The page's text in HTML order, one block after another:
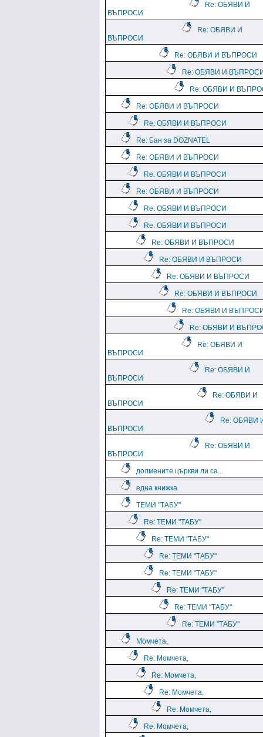
Re: ОБЯВИ И
ВЪПРОСИ
Re: ОБЯВИ И
ВЪПРОСИ
Re: ОБЯВИ И ВЪПРОСИ
Re: ОБЯВИ И
Re: ОБЯВИ И
Re: ОБЯВИ И ВЪПРОСИ
Re: ОБЯВИ И ВЪПРОСИ
Re: Бан за DOZNATEL
Re: ОБЯВИ И ВЪПРОСИ
Re: ОБЯВИ И ВЪПРОСИ
Re: ОБЯВИ И ВЪПРОСИ
Re: ОБЯВИ И ВЪПРОСИ
Re: ОБЯВИ И ВЪПРОСИ
Re: ОБЯВИ И ВЪПРОСИ
Re: ОБЯВИ И ВЪПРОСИ
Re: ОБЯВИ И ВЪПРОСИ
Re: ОБЯВИ И ВЪПРОСИ
Re: ОБЯВИ И
Re: ОБЯВИ И
Re: ОБЯВИ И
ВЪПРОСИ
Re: ОБЯВИ И
ВЪПРОСИ
Re: ОБЯВИ И
ВЪПРОСИ
Re: ОБЯВИ
ВЪПРОСИ
Re: ОБЯВИ И
ВЪПРОСИ
долмените църкви ли са...
една книжка
ТЕМИ "ТАБУ"
Re: ТЕМИ "ТАБУ"
Re: ТЕМИ "ТАБУ"
Re: ТЕМИ "ТАБУ"
Re: ТЕМИ "ТАБУ"
Re: ТЕМИ "ТАБУ"
Re: ТЕМИ "ТАБУ"
Re: ТЕМИ "ТАБУ"
Момчета,
Re: Момчета,
Re: Момчета,
Re: Момчета,
Re: Момчета,
Re: Момчета,